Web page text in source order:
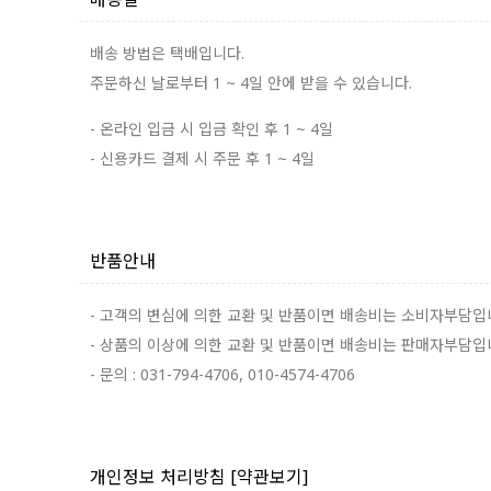
배송 방법은 택배입니다.
주문하신 날로부터 1 ~ 4일 안에 받을 수 있습니다.
- 온라인 입금 시 입금 확인 후 1 ~ 4일
- 신용카드 결제 시 주문 후 1 ~ 4일
반품안내
- 고객의 변심에 의한 교환 및 반품이면 배송비는 소비자부담입
- 상품의 이상에 의한 교환 및 반품이면 배송비는 판매자부담입
- 문의 : 031-794-4706, 010-4574-4706
개인정보 처리방침 [약관보기]